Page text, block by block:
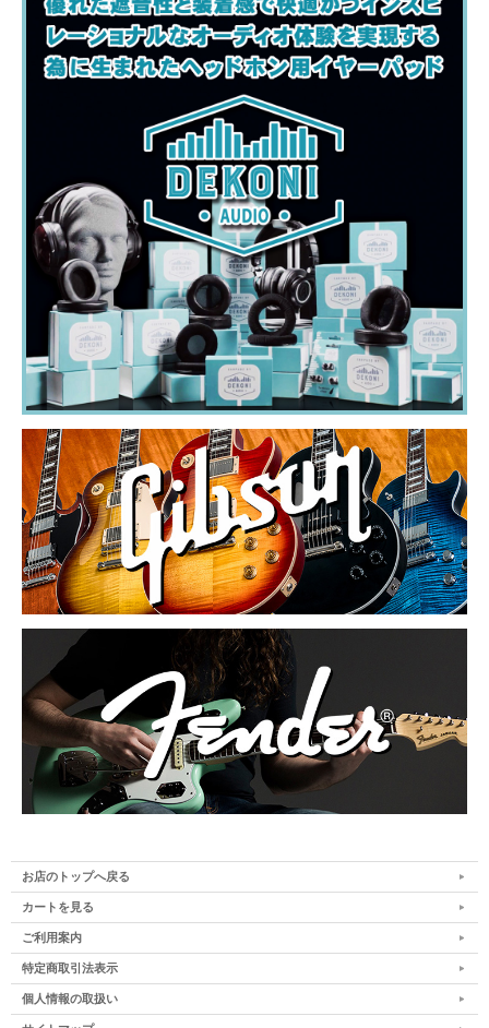
お店のトップへ戻る
カートを見る
ご利用案内
特定商取引法表示
個人情報の取扱い